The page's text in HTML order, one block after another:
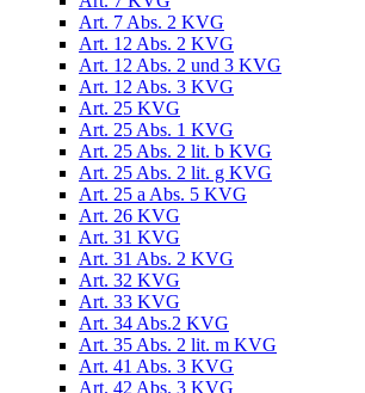
Art. 7 Abs. 2 KVG
Art. 12 Abs. 2 KVG
Art. 12 Abs. 2 und 3 KVG
Art. 12 Abs. 3 KVG
Art. 25 KVG
Art. 25 Abs. 1 KVG
Art. 25 Abs. 2 lit. b KVG
Art. 25 Abs. 2 lit. g KVG
Art. 25 a Abs. 5 KVG
Art. 26 KVG
Art. 31 KVG
Art. 31 Abs. 2 KVG
Art. 32 KVG
Art. 33 KVG
Art. 34 Abs.2 KVG
Art. 35 Abs. 2 lit. m KVG
Art. 41 Abs. 3 KVG
Art. 42 Abs. 3 KVG